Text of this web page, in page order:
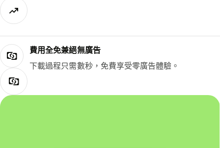
費用全免兼絕無廣告
下載過程只需數秒，免費享受零廣告體驗。